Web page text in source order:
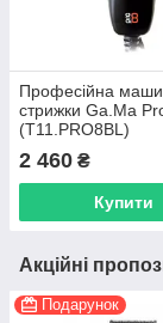
Професійна
стрижки Ga.Ma
(T11.PRO8BL)
2 460 ₴
Купити
Акційні
Подарунок